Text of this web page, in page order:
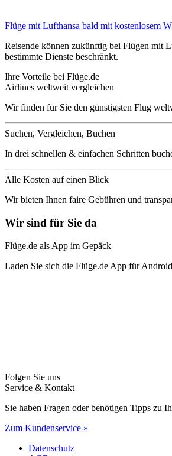
Flüge mit Lufthansa bald mit kostenlosem
Reisende können zukünftig bei Flügen mit
bestimmte Dienste beschränkt.
Ihre Vorteile bei Flüge.de
Airlines weltweit vergleichen
Wir finden für Sie den günstigsten Flug
Suchen, Vergleichen, Buchen
In drei schnellen & einfachen Schritten
Alle Kosten auf einen Blick
Wir bieten Ihnen faire Gebühren und
Wir sind für Sie da
Flüge.de als App im Gepäck
Laden Sie sich die Flüge.de App für
Folgen Sie uns
Service & Kontakt
Sie haben Fragen oder benötigen Tipps zu
Zum Kundenservice »
Datenschutz